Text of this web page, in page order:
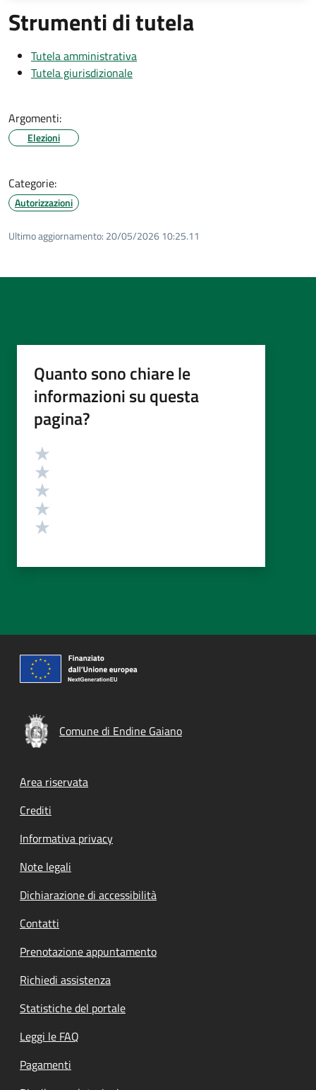
Strumenti di tutela
Tutela amministrativa
Tutela giurisdizionale
Argomenti:
Elezioni
Categorie:
Autorizzazioni
Ultimo aggiornamento: 20/05/2026 10:25.11
Quanto sono chiare le
informazioni su questa
pagina?
Valutazione
Comune di Endine Gaiano
Footer menu
Area riservata
Crediti
Informativa privacy
Note legali
Dichiarazione di accessibilità
Contatti
Prenotazione appuntamento
Richiedi assistenza
Statistiche del portale
Leggi le FAQ
Pagamenti